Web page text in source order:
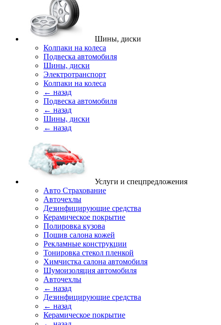
Шины, диски
Колпаки на колеса
Подвеска автомобиля
Шины, диски
Электротранспорт
Колпаки на колеса
← назад
Подвеска автомобиля
← назад
Шины, диски
← назад
Услуги и спецпредложения
Авто Страхование
Авточехлы
Дезинфицирующие средства
Керамическое покрытие
Полировка кузова
Пошив салона кожей
Рекламные конструкции
Тонировка стекол пленкой
Химчистка салона автомобиля
Шумоизоляция автомобиля
Авточехлы
← назад
Дезинфицирующие средства
← назад
Керамическое покрытие